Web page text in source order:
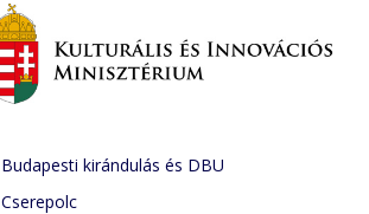
Budapesti kirándulás és DBU
Cserepolc